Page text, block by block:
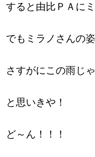
すると由比ＰＡに
でもミラノさんの
さすがにこの雨じ
と思いきや！
ど～ん！！！